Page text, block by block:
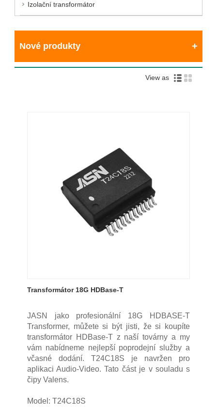
Izolační transformátor
Nové produkty
View as
Transformátor 18G HDBase-T
JASN jako profesionální 18G HDBASE-T
Transformer, můžete si být jisti, že si koupíte
transformátor HDBase-T z naší továrny a my
vám nabídneme nejlepší poprodejní služby a
včasné dodání. T24C18S je navržen pro
aplikaci Audio-Video. Tato část je v souladu s
čipy Valens.
Model: T24C18S